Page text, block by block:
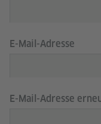
E-Mail-Adresse
E-Mail-Adresse